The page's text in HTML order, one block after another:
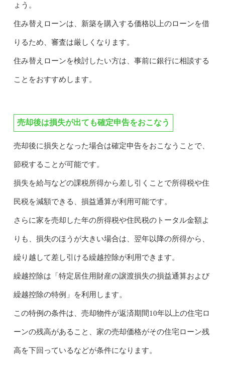
ょう。
住み替えローンは、新築を購入する価格以上のローンを借
りるため、審査は厳しくなります。
住み替えローンを検討したい方は、事前に銀行に相談する
ことをおすすめします。
売却後は損失が出ても確定申告をおこなう
売却後に損失となった場合は確定申告をおこなうことで、
節税することが可能です。
損失を給与などの課税所得から差し引くことで所得税や住
民税を減額できる、損益通算が利用可能です。
さらに家を売却した年の所得税や住民税のトータル金額よ
りも、損失のほうが大きい場合は、翌年以降の所得から、
繰り越して差し引ける繰越控除が利用できます。
繰越控除は「特定居住用財産の譲渡損失の損益通算および
繰越控除の特例」を利用します。
この特例の条件は、売却物件が返済期間10年以上の住宅ロ
ーンの残高があること、家の売却価格がその住宅ローン残
高を下回っているなどが条件になります。